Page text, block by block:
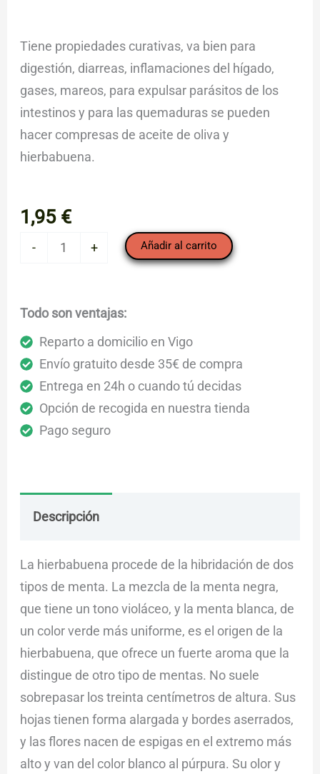
Tiene propiedades curativas, va bien para
digestión, diarreas, inflamaciones del hígado,
gases, mareos, para expulsar parásitos de los
intestinos y para las quemaduras se pueden
hacer compresas de aceite de oliva y
hierbabuena.
1,95 €
-
Hierbabuena + Añadir al carrito
Todo son ventajas:
Reparto a domicilio en Vigo
Envío gratuito desde 35€ de compra
Entrega en 24h o cuando tú decidas
Opción de recogida en nuestra tienda
Pago seguro
Descripción
La hierbabuena procede de la hibridación de dos
tipos de menta. La mezcla de la menta negra,
que tiene un tono violáceo, y la menta blanca, de
un color verde más uniforme, es el origen de la
hierbabuena, que ofrece un fuerte aroma que la
distingue de otro tipo de mentas. No suele
sobrepasar los treinta centímetros de altura. Sus
hojas tienen forma alargada y bordes aserrados,
y las flores nacen de espigas en el extremo más
alto y van del color blanco al púrpura. Su olor y